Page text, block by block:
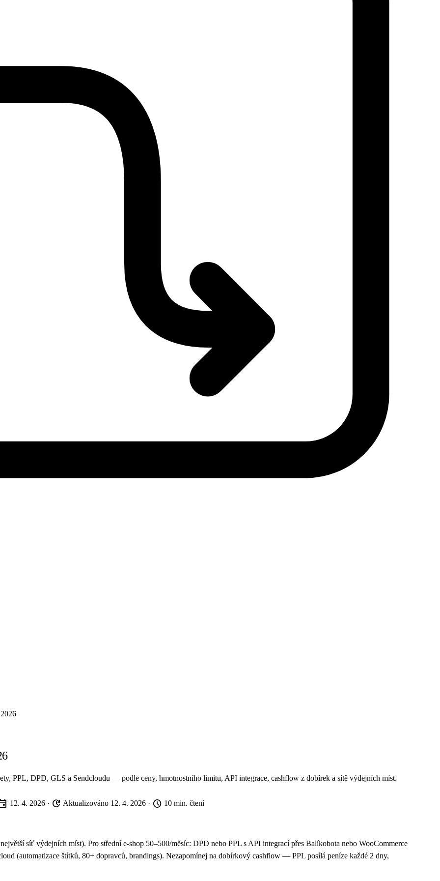
PPL, DPD, GLS a Sendcloudu — podle ceny, hmotnostního limitu, API integrace, cashflow z dobírek a sítě výdejních míst.
12. 4. 2026 · update Aktualizováno 12. 4. 2026 · schedule 10 min. čtení
síť výdejních míst). Pro střední e-shop 50–500/měsíc: DPD nebo PPL s API integrací přes Balíkobota nebo WooCommerce
(automatizace štítků, 80+ dopravců, brandings). Nezapomínej na dobírkový cashflow — PPL posílá peníze každé 2 dny,